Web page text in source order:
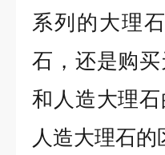
系列的大理
石，还是购
和人造大理
人造大理石的